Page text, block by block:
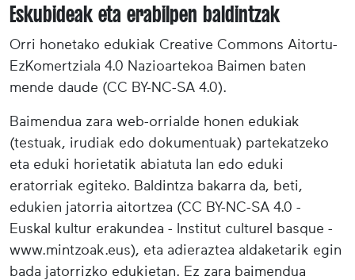
Eskubideak eta erabilpen baldintzak
Orri honetako edukiak Creative Commons Aitortu-
EzKomertziala 4.0 Nazioartekoa Baimen baten
mende daude (CC BY-NC-SA 4.0).
Baimendua zara web-orrialde honen edukiak
(testuak, irudiak edo dokumentuak) partekatzeko
eta eduki horietatik abiatuta lan edo eduki
eratorriak egiteko. Baldintza bakarra da, beti,
edukien jatorria aitortzea (CC BY-NC-SA 4.0 -
Euskal kultur erakundea - Institut culturel basque -
www.mintzoak.eus), eta adieraztea aldaketarik egin
bada jatorrizko edukietan. Ez zara baimendua